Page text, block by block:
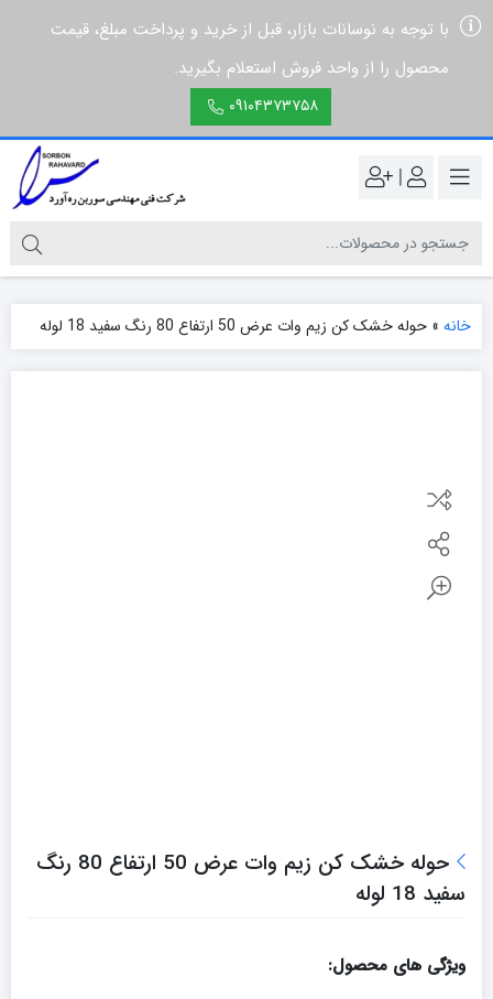
با توجه به نوسانات بازار، قبل از خرید و پرداخت مبلغ، قیمت
محصول را از واحد فروش استعلام بگیرید.
۰۹۱۰۴۳۷۳۷۵۸
|
خانه » حوله خشک کن زیم وات عرض 50 ارتفاع 80 رنگ سفید 18 لوله
حوله خشک کن زیم وات عرض 50 ارتفاع 80 رنگ
سفید 18 لوله
ویژگی های محصول: